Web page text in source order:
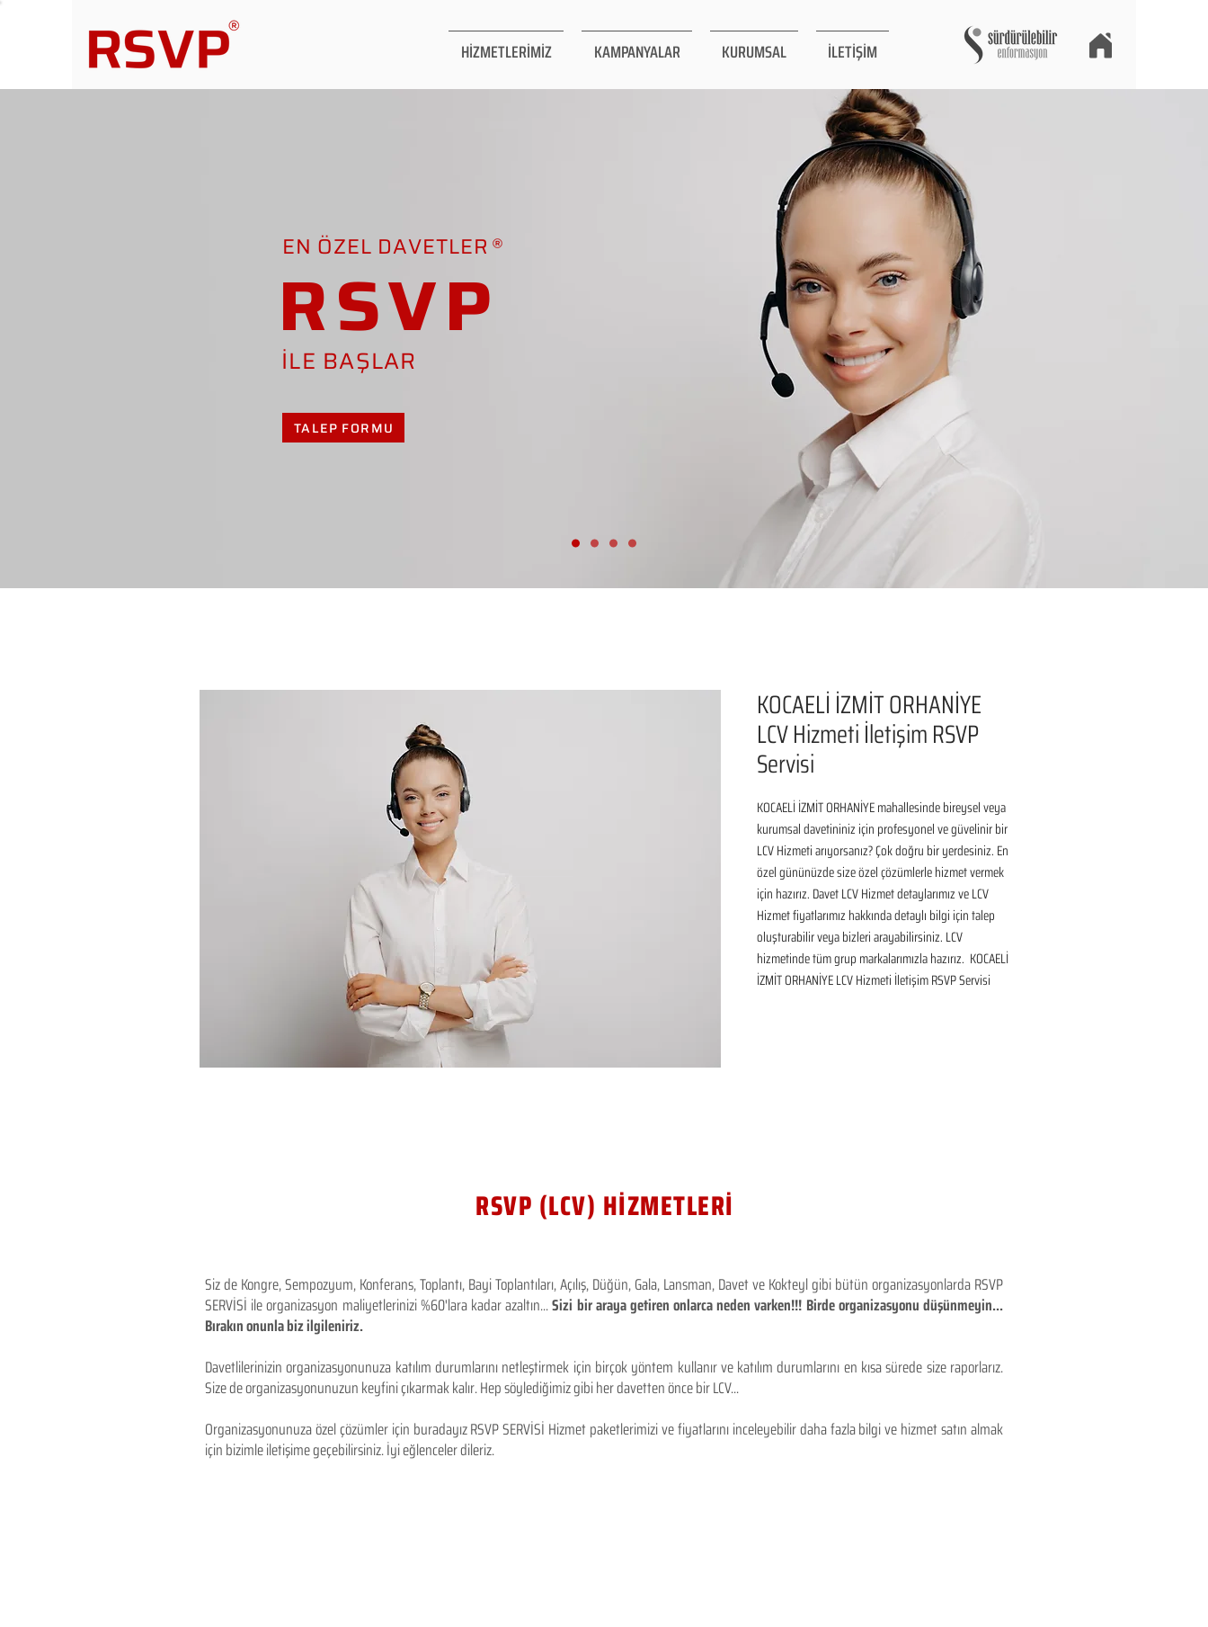
HİZMETLERİMİZ KAMPANYALAR KURUMSAL İLETİŞİM
EN ÖZEL DAVETLER
RSVP
İLE BAŞLAR
TALEP FORMU
KOCAELİ İZMİT ORHANİYE
LCV Hizmeti İletişim RSVP
Servisi
KOCAELİ İZMİT ORHANİYE mahallesinde bireysel veya
kurumsal davetininiz için profesyonel ve güvelinir bir
LCV Hizmeti arıyorsanız? Çok doğru bir yerdesiniz. En
özel gününüzde size özel çözümlerle hizmet vermek
için hazırız. Davet LCV Hizmet detaylarımız ve LCV
Hizmet fiyatlarımız hakkında detaylı bilgi için talep
oluşturabilir veya bizleri arayabilirsiniz. LCV
hizmetinde tüm grup markalarımızla hazırız.  KOCAELİ
İZMİT ORHANİYE LCV Hizmeti İletişim RSVP Servisi
RSVP (LCV) HİZMETLERİ
Siz de Kongre, Sempozyum, Konferans, Toplantı, Bayi Toplantıları, Açılış, Düğün, Gala, Lansman, Davet ve Kokteyl gibi bütün organizasyonlarda RSVP
SERVİSİ ile organizasyon maliyetlerinizi %60'lara kadar azaltın...Sizi bir araya getiren onlarca neden varken!!! Birde organizasyonu düşünmeyin...
Bırakın onunla biz ilgileniriz.
Davetlilerinizin organizasyonunuza katılım durumlarını netleştirmek için birçok yöntem kullanır ve katılım durumlarını en kısa sürede size raporlarız.
Size de organizasyonunuzun keyfini çıkarmak kalır. Hep söylediğimiz gibi her davetten önce bir LCV...
Organizasyonunuza özel çözümler için buradayız RSVP SERVİSİ Hizmet paketlerimizi ve fiyatlarını inceleyebilir daha fazla bilgi ve hizmet satın almak
için bizimle iletişime geçebilirsiniz. İyi eğlenceler dileriz.